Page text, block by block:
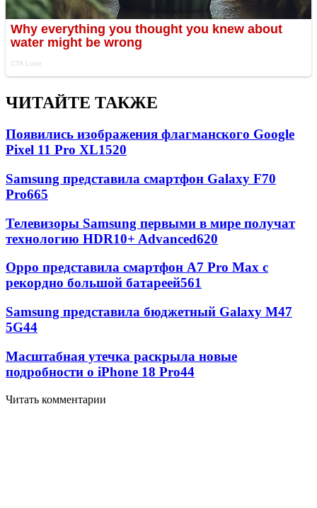
ЧИТАЙТЕ ТАКЖЕ
Появились изображения флагманского Google
Pixel 11 Pro XL1520
Samsung представила смартфон Galaxy F70
Pro665
Телевизоры Samsung первыми в мире получат
технологию HDR10+ Advanced620
Oppo представила смартфон A7 Pro Max с
рекордно большой батареей561
Samsung представила бюджетный Galaxy M47
5G44
Масштабная утечка раскрыла новые
подробности о iPhone 18 Pro44
Читать комментарии